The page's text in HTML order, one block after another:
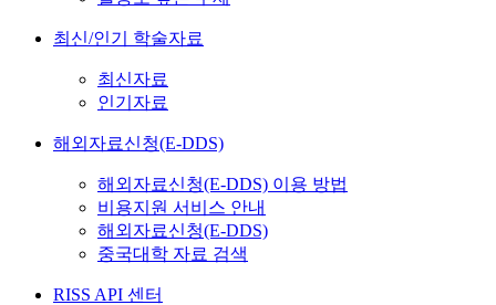
최신/인기 학술자료
최신자료
인기자료
해외자료신청(E-DDS)
해외자료신청(E-DDS) 이용 방법
비용지원 서비스 안내
해외자료신청(E-DDS)
중국대학 자료 검색
RISS API 센터